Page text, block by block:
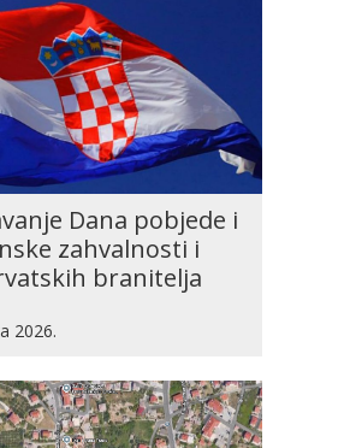
Dana pobjede i
zahvalnosti i
branitelja
2026.